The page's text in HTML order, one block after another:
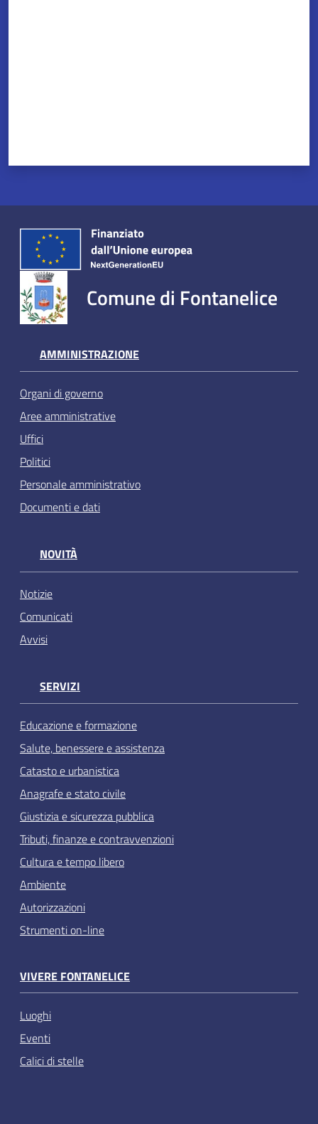
Comune di Fontanelice
AMMINISTRAZIONE
Organi di governo
Aree amministrative
Uffici
Politici
Personale amministrativo
Documenti e dati
NOVITÀ
Notizie
Comunicati
Avvisi
SERVIZI
Educazione e formazione
Salute, benessere e assistenza
Catasto e urbanistica
Anagrafe e stato civile
Giustizia e sicurezza pubblica
Tributi, finanze e contravvenzioni
Cultura e tempo libero
Ambiente
Autorizzazioni
Strumenti on-line
VIVERE FONTANELICE
Luoghi
Eventi
Calici di stelle